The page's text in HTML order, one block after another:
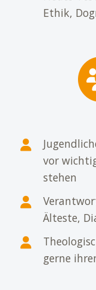
Ethik,
vor
stehen
Älteste,
gerne